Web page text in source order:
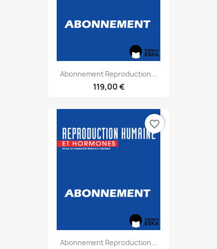
Abonnement Reproduction...
119,00 €
Abonnement Reproduction...
favorite_border